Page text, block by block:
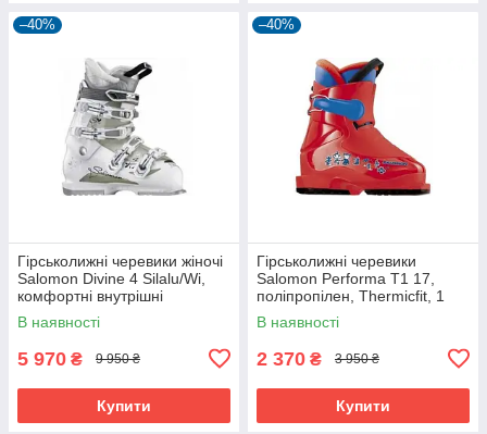
–40%
Гірськолижні черевики жіночі
Salomon Divine 4 Silalu/Wi,
комфортні внутрішні
черевики X Fit Fusion,
жорсткість 45
В наявності
5 970 ₴ 9 950 ₴
Купити
–40%
Гірськолижні черевики
Salomon Performa T1 17,
поліпропілен, Thermicfit, 1
кліпса.
В наявності
2 370 ₴ 3 950 ₴
Купити